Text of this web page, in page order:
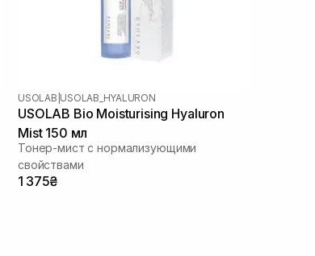
USOLAB USOLAB_HYALURON
USOLAB Bio Moisturising Hyaluron
Mist 150 мл
Тонер-мист с нормализующими
свойствами
1 375₴